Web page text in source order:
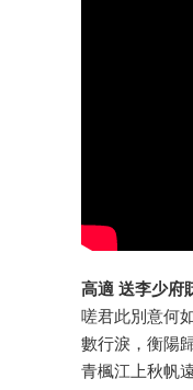
高適 送李少府
嗟君此別意何
數行淚，衡陽
青楓江上秋帆